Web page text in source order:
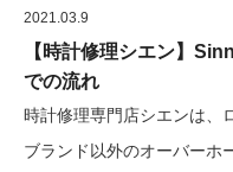
2021.03.9
【時計修理シエン】
での流れ
時計修理専門店シエンは、
ブランド以外のオーバーホ